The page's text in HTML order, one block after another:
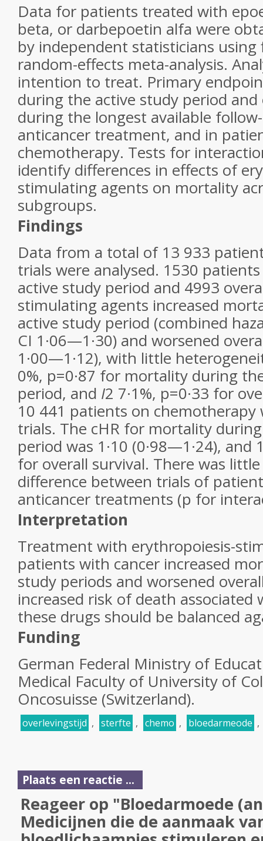
Data for patients treated with
beta, or darbepoetin alfa were
by independent statisticians using
random-effects meta-analysis.
intention to treat. Primary
during the active study period and
during the longest available
anticancer treatment, and in
chemotherapy. Tests for
identify differences in effects of
stimulating agents on mortality
subgroups.
Findings
Data from a total of 13 933
trials were analysed. 1530
active study period and 4993
stimulating agents increased
active study period (combined
CI 1·06—1·30) and worsened
1·00—1·12), with little
0%, p=0·87 for mortality during
period, and I2 7·1%, p=0·33 for
10 441 patients on chemotherapy
trials. The cHR for mortality
period was 1·10 (0·98—1·24), and
for overall survival. There was
difference between trials of
anticancer treatments (p for
Interpretation
Treatment with erythropoiesis-
patients with cancer increased
study periods and worsened
increased risk of death
these drugs should be balanced
Funding
German Federal Ministry of
Medical Faculty of University of
Oncosuisse (Switzerland).
overlevingstijd , sterfte , chemo , bloedarmeode ,
Plaats een reactie ...
Reageer op "Bloedarmoede
Medicijnen die de aanmaak